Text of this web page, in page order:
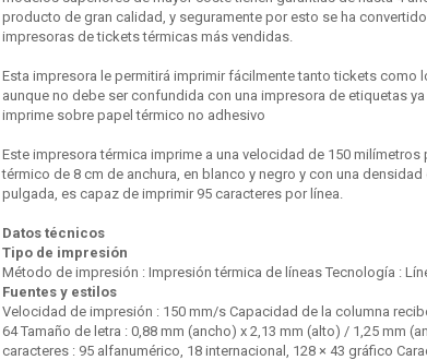
producto de gran calidad, y seguramente por esto se ha
impresoras de tickets térmicas más vendidas.
Esta impresora le permitirá imprimir fácilmente tanto tickets como
aunque no debe ser confundida con una impresora de etiquetas
imprime sobre papel térmico no adhesivo
Este impresora térmica imprime a una velocidad de 150
térmico de 8 cm de anchura, en blanco y negro y con una
pulgada, es capaz de imprimir 95 caracteres por línea.
Datos técnicos
Tipo de impresión
Método de impresión : Impresión térmica de líneas Tecnología :
Fuentes y estilos
Velocidad de impresión : 150 mm/s Capacidad de la columna
64 Tamaño de letra : 0,88 mm (ancho) x 2,13 mm (alto) / 1,25 mm
caracteres : 95 alfanumérico, 18 internacional, 128 × 43 gráfico
SCHNEIDER 55SC691K
0.00 € + IVA